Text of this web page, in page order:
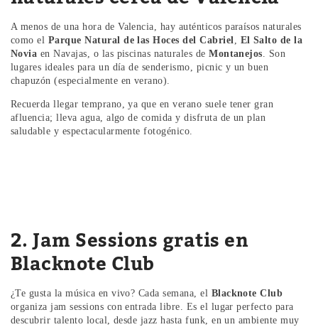
A menos de una hora de Valencia, hay auténticos paraísos naturales
como el Parque Natural de las Hoces del Cabriel
El Salto de la
Novia en Navajas, o las piscinas naturales deMontanejos . Son
lugares ideales para un día de senderismo, picnic y un buen
chapuzón (especialmente en verano).
Recuerda llegar temprano, ya que en verano suele tener gran
afluencia; lleva agua, algo de comida y disfruta de un plan
saludable y espectacularmente fotogénico.
2. Jam Sessions gratis en
Blacknote Club
¿Te gusta la música en vivo? Cada semana, el Blacknote Club
organiza jam sessions con entrada libre. Es el lugar perfecto para
descubrir talento local, desde jazz hasta funk, en un ambiente muy